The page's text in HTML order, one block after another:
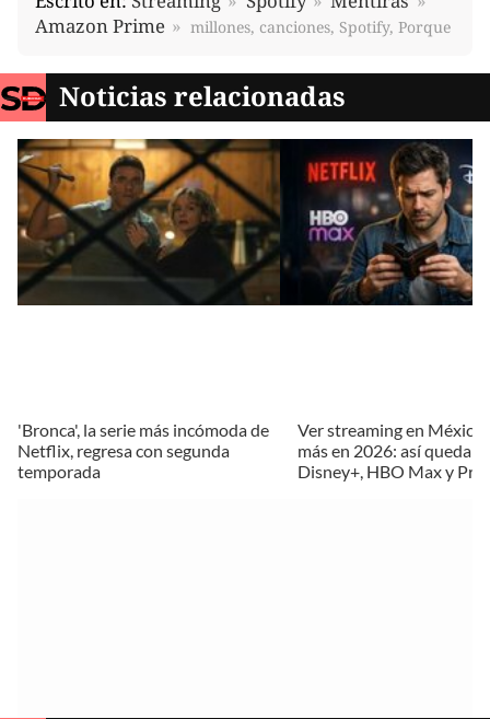
Amazon Prime
millones, canciones, Spotify, Porque
Noticias relacionadas
'Bronca', la serie más incómoda de
Netflix, regresa con segunda
temporada
Ver streaming en México
más en 2026: así quedan
Disney+, HBO Max y